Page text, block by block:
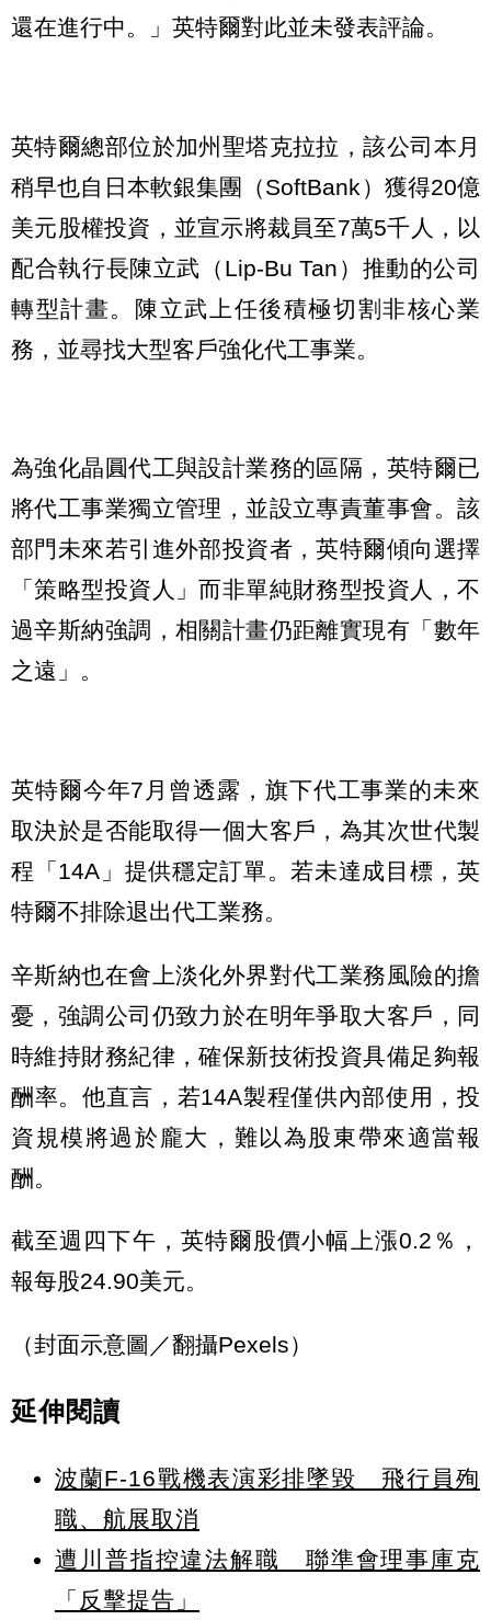
還在進行中。」英特爾對此並未發表評論。
英特爾總部位於加州聖塔克拉拉，該公司本月
稍早也自日本軟銀集團（SoftBank）獲得20億
美元股權投資，並宣示將裁員至7萬5千人，以
配合執行長陳立武（Lip-Bu Tan）推動的公司
轉型計畫。陳立武上任後積極切割非核心業
務，並尋找大型客戶強化代工事業。
為強化晶圓代工與設計業務的區隔，英特爾已
將代工事業獨立管理，並設立專責董事會。該
部門未來若引進外部投資者，英特爾傾向選擇
「策略型投資人」而非單純財務型投資人，不
過辛斯納強調，相關計畫仍距離實現有「數年
之遠」。
英特爾今年7月曾透露，旗下代工事業的未來
取決於是否能取得一個大客戶，為其次世代製
程「14A」提供穩定訂單。若未達成目標，英
特爾不排除退出代工業務。
辛斯納也在會上淡化外界對代工業務風險的擔
憂，強調公司仍致力於在明年爭取大客戶，同
時維持財務紀律，確保新技術投資具備足夠報
酬率。他直言，若14A製程僅供內部使用，投
資規模將過於龐大，難以為股東帶來適當報
酬。
截至週四下午，英特爾股價小幅上漲0.2％，
報每股24.90美元。
（封面示意圖／翻攝Pexels）
延伸閱讀
波蘭F-16戰機表演彩排墜毀 飛行員殉
職、航展取消
遭川普指控違法解職 聯準會理事庫克
「反擊提告」